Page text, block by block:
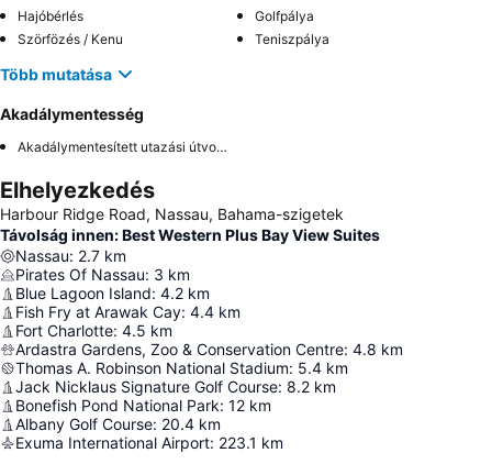
Hajóbérlés
Golfpálya
Szörfözés / Kenu
Teniszpálya
Több mutatása
Akadálymentesség
Akadálymentesített utazási útvonal
Elhelyezkedés
Harbour Ridge Road, Nassau, Bahama-szigetek
Távolság innen: Best Western Plus Bay View Suites
Nassau: 2.7 km
Pirates Of Nassau: 3 km
Blue Lagoon Island: 4.2 km
Fish Fry at Arawak Cay: 4.4 km
Fort Charlotte: 4.5 km
Ardastra Gardens, Zoo & Conservation Centre: 4.8 km
Thomas A. Robinson National Stadium: 5.4 km
Jack Nicklaus Signature Golf Course: 8.2 km
Bonefish Pond National Park: 12 km
Albany Golf Course: 20.4 km
Exuma International Airport: 223.1 km